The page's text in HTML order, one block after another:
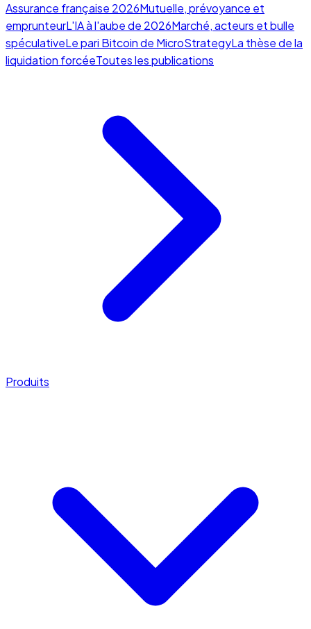
Assurance française 2026Mutuelle, prévoyance et
emprunteurL'IA à l'aube de 2026Marché, acteurs et bulle
spéculativeLe pari Bitcoin de MicroStrategyLa thèse de la
liquidation forcéeToutes les publications
Produits